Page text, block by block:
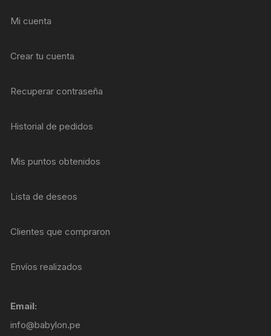
Mi cuenta
Crear tu cuenta
Recuperar contraseña
Historial de pedidos
Mis puntos obtenidos
Lista de deseos
Clientes que compraron
Envíos realizados
Email:
info@babylon.pe